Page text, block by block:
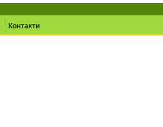
Контакти